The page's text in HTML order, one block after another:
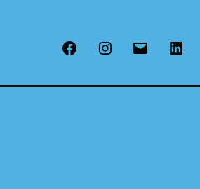
FacebookInstagram